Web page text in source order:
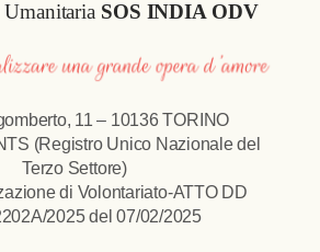
SOS INDIA ODV
11 – 10136 TORINO
(Registro Unico Nazionale del
Terzo Settore)
di Volontariato-ATTO DD
2025 del 07/02/2025